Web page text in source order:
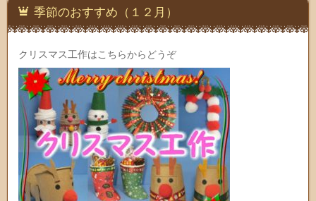
季節のおすすめ（１２月）
クリスマス工作はこちらからどうぞ